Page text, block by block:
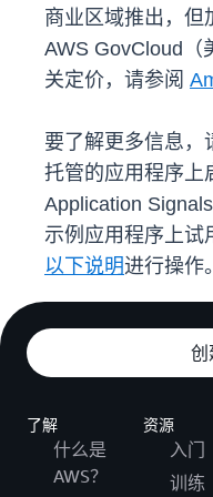
商业区域推出，但
AWS GovCloud（
关定价，请参阅
要了解更多信息，
托管的应用程序上
Application
示例应用程序上试
以下说明进行操作。
创
了解
什么是
AWS？
资源
入门
训练